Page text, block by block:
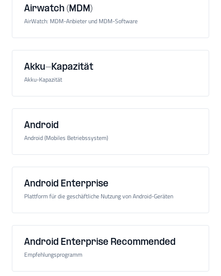
Airwatch (MDM)
AirWatch: MDM-Anbieter und MDM-Software
Akku-Kapazität
Akku-Kapazität
Android
Android (Mobiles Betriebssystem)
Android Enterprise
Plattform für die geschäftliche Nutzung von Android-Geräten
Android Enterprise Recommended
Empfehlungsprogramm